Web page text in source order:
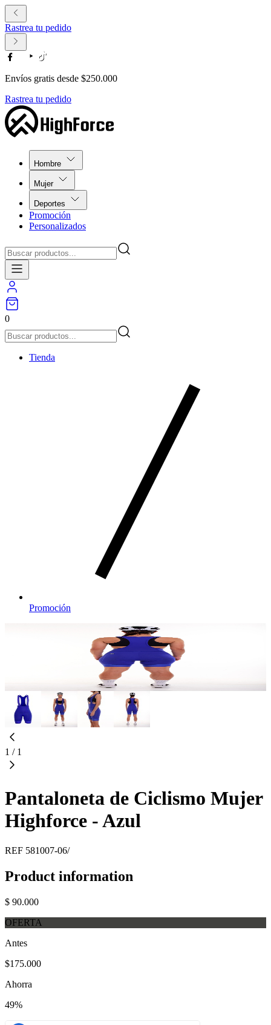
Rastrea tu pedido
Envíos gratis desde $250.000
Rastrea tu pedido
Hombre
Mujer
Deportes
Promoción
Personalizados
0
Tienda
Promoción
1 / 1
Pantaloneta de Ciclismo Mujer
Highforce - Azul
REF 581007-06/
Product information
$ 90.000
OFERTA
Antes
$175.000
Ahorra
49%